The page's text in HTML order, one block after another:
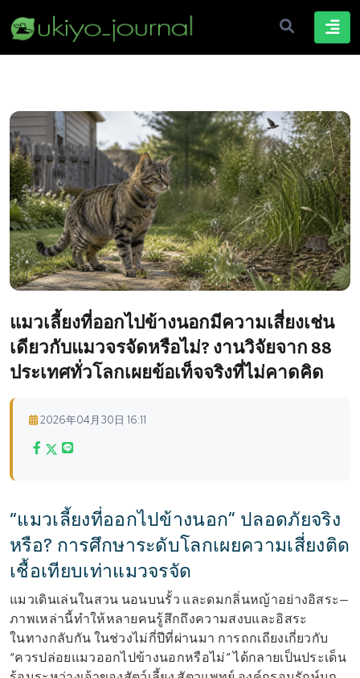
แมวเลี้ยงที่ออกไปข้างนอกมีความเสี่ยงเช่น
เดียวกับแมวจรจัดหรือไม่? งานวิจัยจาก 88
ประเทศทั่วโลกเผยข้อเท็จจริงที่ไม่คาดคิด
2026年04月30日 16:11
“แมวเลี้ยงที่ออกไปข้างนอก” ปลอดภัยจริง
หรือ? การศึกษาระดับโลกเผยความเสี่ยงติด
เชื้อเทียบเท่าแมวจรจัด
แมวเดินเล่นในสวน นอนบนรั้ว และดมกลิ่นหญ้าอย่างอิสระ—
ภาพเหล่านี้ทำให้หลายคนรู้สึกถึงความสงบและอิสระ
ในทางกลับกัน ในช่วงไม่กี่ปีที่ผ่านมา การถกเถียงเกี่ยวกับ
“ควรปล่อยแมวออกไปข้างนอกหรือไม่” ได้กลายเป็นประเด็น